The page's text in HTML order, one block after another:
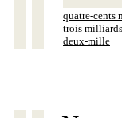
quatre-cents
trois milliards
deux-mille